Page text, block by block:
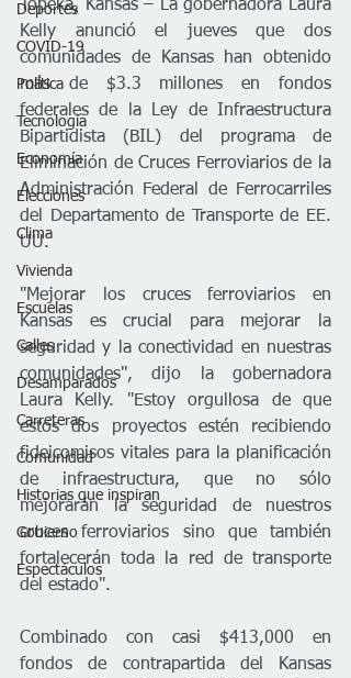
Deportes
COVID-19
Política
Tecnología
Economía
Elecciones
Clima
Vivienda
Escuelas
Calles
Desamparados
Carreteras
Comunidad
Historias que inspiran
Gobierno
Espectáculos
Topeka, Kansas – La gobernadora Laura
Kelly anunció el jueves que dos
comunidades de Kansas han obtenido
más de $3.3 millones en fondos
federales de la Ley de Infraestructura
Bipartidista (BIL) del programa de
Eliminación de Cruces Ferroviarios de la
Administración Federal de Ferrocarriles
del Departamento de Transporte de EE.
UU.
"Mejorar los cruces ferroviarios en
Kansas es crucial para mejorar la
seguridad y la conectividad en nuestras
comunidades", dijo la gobernadora
Laura Kelly. "Estoy orgullosa de que
estos dos proyectos estén recibiendo
fideicomisos vitales para la planificación
de infraestructura, que no sólo
mejorarán la seguridad de nuestros
cruces ferroviarios sino que también
fortalecerán toda la red de transporte
del estado".
Combinado con casi $413,000 en
fondos de contrapartida del Kansas